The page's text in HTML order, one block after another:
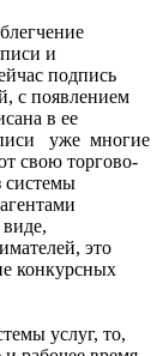
и
подпись
с появлением
в ее
уже многие
свою торгово-
системы
это
конкурсных
услуг, то,